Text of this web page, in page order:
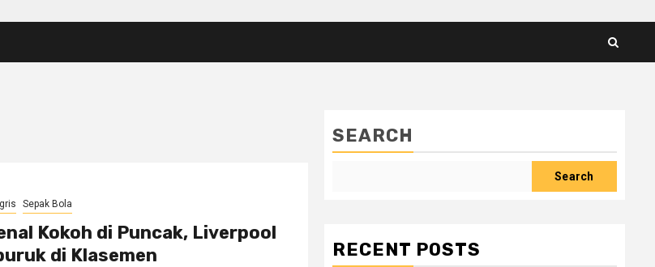
Sepak Bola
Kokoh di Puncak, Liverpool
di Klasemen
SEARCH
Search
RECENT POSTS